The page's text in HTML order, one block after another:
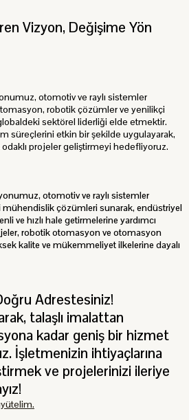
Vizyon, Değişime Yön
otomotiv ve raylı sistemler
robotik çözümler ve yenilikçi
sektörel liderliği elde etmektir.
süreçlerini etkin bir şekilde uygulayarak,
projeler geliştirmeyi hedefliyoruz.
otomotiv ve raylı sistemler
çözümleri sunarak, endüstriyel
ve hızlı hale getirmelerine yardımcı
robotik otomasyon ve otomasyon
kalite ve mükemmeliyet ilkelerine dayalı
Adrestesiniz!
talaşlı imalattan
kadar geniş bir hizmet
İşletmenizin ihtiyaçlarına
ve projelerinizi ileriye